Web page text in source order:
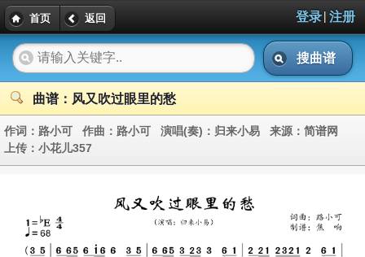
首页 返回 登录| 注册
搜曲谱
曲谱：风又吹过眼里的愁
作词： 路小可 作曲： 路小可 演唱(奏)： 归来小易 来源： 简谱网
上传： 小花儿357